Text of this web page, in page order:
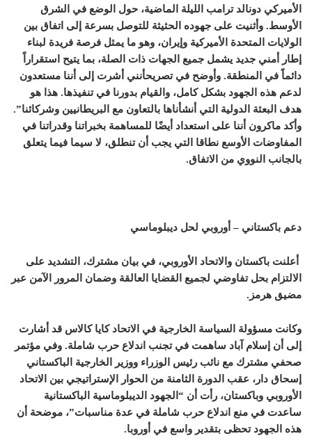
الأميركي دونالد ترامب الليلة الماضية، حول الوضع في الشرق
الأوسط. وأثنيت على جهوده الحثيثة للتوصل بسرعة إلى اتفاق بين
الولايات المتحدة الأميركية وإيران، وهو ما يمثل فرصة فريدة لبناء
إطار أمني جديد يشمل جميع الجهات ذات الصلة، بما يتيح استقراراً
دائماً في المنطقة. وأوضح في تصريحأنني أشرت إلى أننا مستعدون
لدعم هذه الجهود بشكل كامل، والقيام بدورنا في تنفيذها. هذا هو
هدف البعثة الدولية التي أنشأناها بالتعاون مع البريطانيين وشركائنا”.
وأكد ماكرون أننا على استعداد أيضًا للمساهمة بخبراتنا وقدراتنا في
المفاوضات الأوسع نطاقا التي يجب أن تنطلق، لا سيما فيما يتعلق
بالجانب النووي من الاتفاق.
دعم باكستاني – أوروبي لحل ديبلوماسي
أعلنت باكستان و الاتحاد الأوروبي، في بيان مشترك، التشديد على
الالتزام بحل تفاوضي لجميع القضايا العالقة وضمان المرور الآمن عبر
مضيق هرمز.
وكانت مسؤولة السياسة الخارجية في الاتحاد كايا كالاس قد أشارت
إلى أن إسلام آباد ساهمت في تجنب اندلاع حرب شاملة. وفي مؤتمر
صحفي مشترك مع نائب رئيس الوزراء ووزير الخارجية الباكستاني
إسحاق دار، عقب الدورة الثامنة من الحوار الإستراتيجي بين الاتحاد
الأوروبي وباكستان، رأت أن “الجهود الديبلوماسية الباكستانية
ساعدت في منع اندلاع حرب شاملة في عدة مناسبات”، موضحة أن
هذه الجهود تحظى بتقدير واسع في أوروبا.